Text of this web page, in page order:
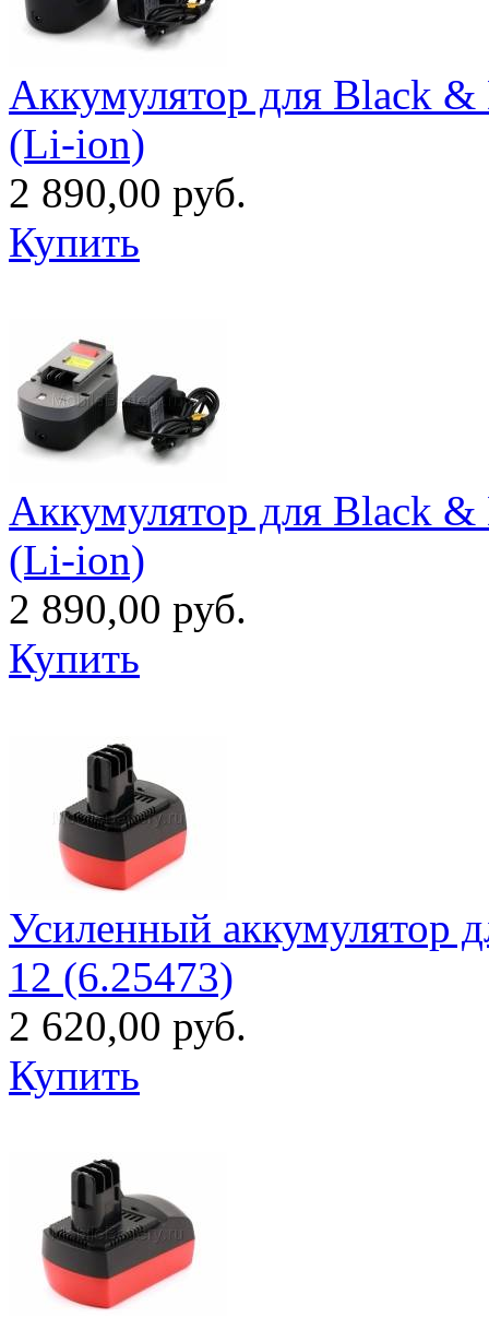
Аккумулятор для Black
(Li-ion)
2 890,00 руб.
Купить
Аккумулятор для Black
(Li-ion)
2 890,00 руб.
Купить
Усиленный аккумулятор
12 (6.25473)
2 620,00 руб.
Купить